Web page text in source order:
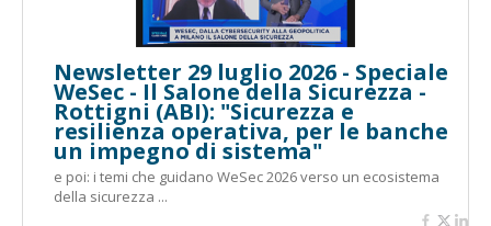
Newsletter 29 luglio 2026 - Speciale
WeSec - Il Salone della Sicurezza -
Rottigni (ABI): "Sicurezza e
resilienza operativa, per le banche
un impegno di sistema"
e poi: i temi che guidano WeSec 2026 verso un ecosistema
della sicurezza ...